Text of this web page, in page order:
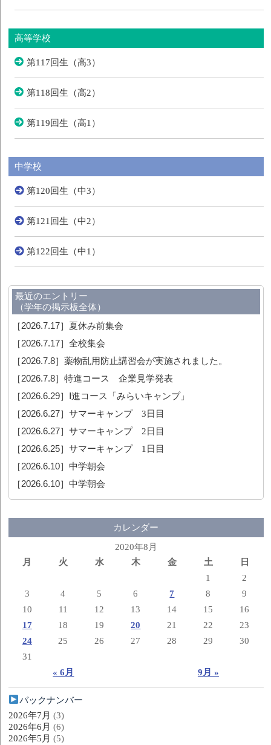
高等学校
第117回生（高3）
第118回生（高2）
第119回生（高1）
中学校
第120回生（中3）
第121回生（中2）
第122回生（中1）
最近のエントリー
（学年の掲示板全体）
［2026.7.17］ 夏休み前集会
［2026.7.17］全校集会
［2026.7.8］薬物乱用防止講習会が実施されました。
［2026.7.8］特進コース 企業見学発表
［2026.6.29］ Ⅰ進コース「みらいキャンプ」
［2026.6.27］サマーキャンプ 3日目
［2026.6.27］サマーキャンプ 2日目
［2026.6.25］サマーキャンプ 1日目
［2026.6.10］中学朝会
［2026.6.10］中学朝会
カレンダー
2020年8月
月
火 水 木 金 土 日
« 6月 9月 »
1
2
3
4 5 6 7 8
9
10
11 12 13 14 15
16
17
18 19 20 21 22
23
24
25 26 27 28 29
30
31
バックナンバー
2026年7月 (3)
2026年6月 (6)
2026年5月 (5)